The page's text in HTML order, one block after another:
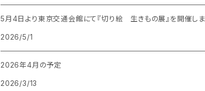
5月4日より東京交通会館にて『切り絵 生きもの展』を開催し
2026/5/1
2026年4月の予定
2026/3/13